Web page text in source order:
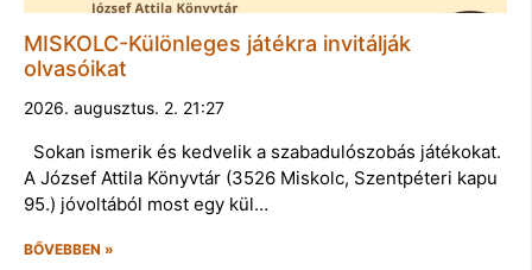
MISKOLC-Különleges játékra invitálják
olvasóikat
2026. augusztus. 2. 21:27
Sokan ismerik és kedvelik a szabadulószobás játékokat.
A József Attila Könyvtár (3526 Miskolc, Szentpéteri kapu
95.) jóvoltából most egy kül…
BŐVEBBEN »